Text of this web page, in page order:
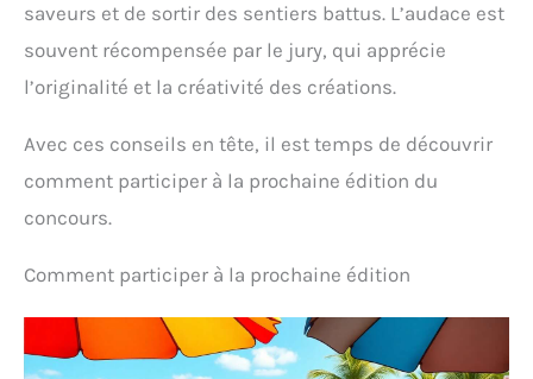
saveurs et de sortir des sentiers battus. L’audace est
souvent récompensée par le jury, qui apprécie
l’originalité et la créativité des créations.
Avec ces conseils en tête, il est temps de découvrir
comment participer à la prochaine édition du
concours.
Comment participer à la prochaine édition